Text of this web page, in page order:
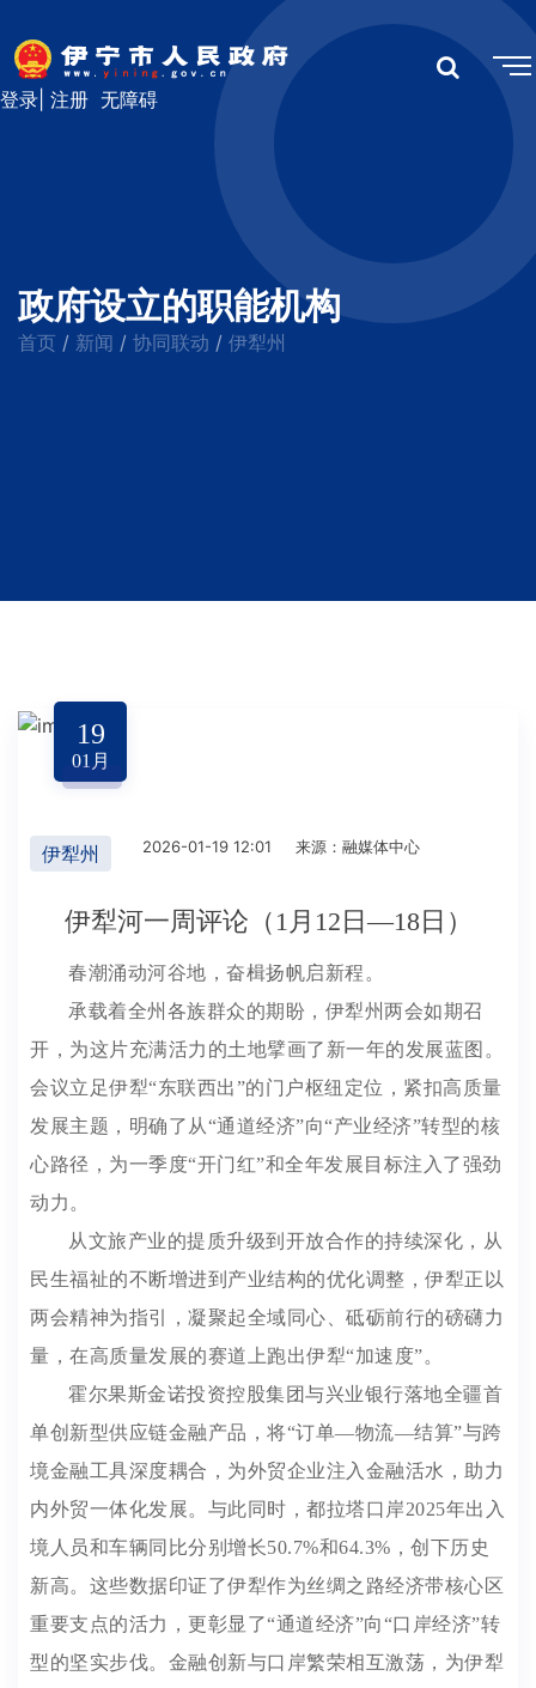
无障碍
登录 注册
政府设立的职能机构
首页 / 新闻 / 协同联动 / 伊犁州
19
01 月
伊犁州 2026-01-19 12:01 来源：融媒体中心
伊犁河一周评论（1月12日—18日）
春潮涌动河谷地，奋楫扬帆启新程。
承载着全州各族群众的期盼，伊犁州两会如期召
开，为这片充满活力的土地擘画了新一年的发展蓝图。
会议立足伊犁“东联西出”的门户枢纽定位，紧扣高质量
发展主题，明确了从“通道经济”向“产业经济”转型的核
心路径，为一季度“开门红”和全年发展目标注入了强劲
动力。
从文旅产业的提质升级到开放合作的持续深化，从
民生福祉的不断增进到产业结构的优化调整，伊犁正以
两会精神为指引，凝聚起全域同心、砥砺前行的磅礴力
量，在高质量发展的赛道上跑出伊犁“加速度”。
霍尔果斯金诺投资控股集团与兴业银行落地全疆首
单创新型供应链金融产品，将“订单—物流—结算”与跨
境金融工具深度耦合，为外贸企业注入金融活水，助力
内外贸一体化发展。与此同时，都拉塔口岸2025年出入
境人员和车辆同比分别增长50.7%和64.3%，创下历史
新高。这些数据印证了伊犁作为丝绸之路经济带核心区
重要支点的活力，更彰显了“通道经济”向“口岸经济”转
型的坚实步伐。金融创新与口岸繁荣相互激荡，为伊犁